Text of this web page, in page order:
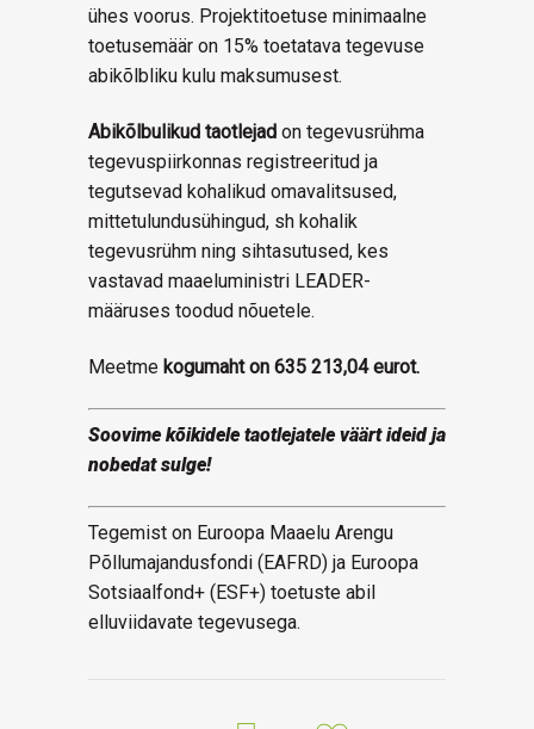
ühes voorus. Projektitoetuse minimaalne
toetusemäär on 15% toetatava tegevuse
abikõlbliku kulu maksumusest.
Abikõlbulikud taotlejad on tegevusrühma
tegevuspiirkonnas registreeritud ja
tegutsevad kohalikud omavalitsused,
mittetulundusühingud, sh kohalik
tegevusrühm ning sihtasutused, kes
vastavad maaeluministri LEADER-
määruses toodud nõuetele.
Meetme kogumaht on 635 213,04 eurot.
Soovime kõikidele taotlejatele väärt ideid ja
nobedat sulge!
Tegemist on Euroopa Maaelu Arengu
Põllumajandusfondi (EAFRD) ja Euroopa
Sotsiaalfond+ (ESF+) toetuste abil
elluviidavate tegevusega.